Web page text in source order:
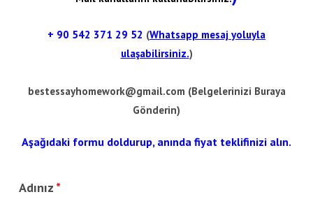
+ 90 542 371 29 52 (Whatsapp mesaj yoluyla
ulaşabilirsiniz.)
bestessayhomework@gmail.com (Belgelerinizi Buraya
Gönderin)
Aşağıdaki formu doldurup, anında fiyat teklifinizi alın.
Adınız *